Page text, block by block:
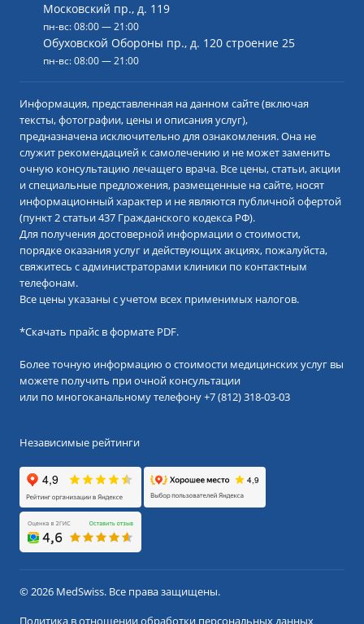
Московский пр., д. 119
пн-вс: 08:00 — 21:00
Обуховской Обороны пр., д. 120 строение 25
пн-вс: 08:00 — 21:00
Информация, представленная на данном сайте (включая
тексты, фотографии, цены и описания услуг),
предназначена исключительно для ознакомления. Она не
служит рекомендацией к самолечению и не может заменить
очную консультацию лечащего врача. Все цены, статьи, акции
и специальные предложения, размещенные на сайте, носят
информационный характер и не являются публичной офертой
(пункт 2 статьи 437 Гражданского кодекса РФ).
Для получения достоверной информации о стоимости,
порядке оказания услуг и действующих акциях, пожалуйста,
свяжитесь с администраторами клиники по контактным
телефонам.
Все цены указаны с учетом всех применимых налогов.
*Скачать прайс в формате PDF.
Более точную информацию о стоимости медицинских услуг вы
можете получить при очной консультации
или по многоканальному телефону+7 (812) 318-03-03
Независимые рейтинги
© 2026 MedSwiss. Все права защищены.
Политика в отношении обработки персональных данных